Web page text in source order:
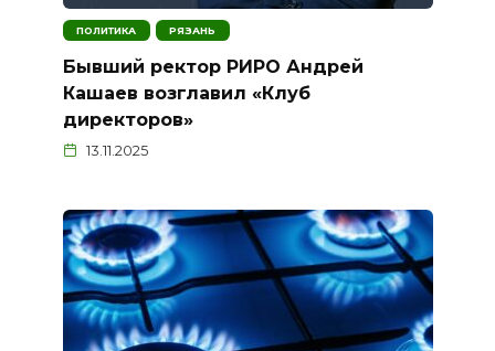
ПОЛИТИКА РЯЗАНЬ
Бывший ректор РИРО Андрей
Кашаев возглавил «Клуб
директоров»
13.11.2025